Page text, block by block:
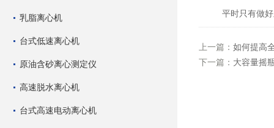
乳脂离心机
台式低速离心机
原油含砂离心测定仪
高速脱水离心机
台式高速电动离心机
平时只有做好
上一篇： 如何提高
下一篇： 大容量摇